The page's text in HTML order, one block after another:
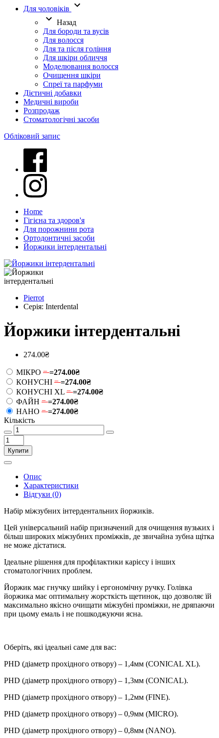
Для чоловіків
Назад
Для бороди та вусів
Для волосся
Для та після гоління
Для шкіри обличчя
Моделювання волосся
Очищення шкіри
Спреї та парфуми
Дієтичні добавки
Медичні вироби
Розпродаж
Стоматологічні засоби
Обліковий запис
Home
Гігієна та здоров'я
Для порожнини рота
Ортодонтичні засоби
Йоржики інтердентальні
Pierrot
Серія: Interdental
Йоржики інтердентальні
274.00₴
МІКРО ==274.00₴
КОНУСНІ ==274.00₴
КОНУСНІ XL ==274.00₴
ФАЙН ==274.00₴
НАНО ==274.00₴
Кількість
Купити
Опис
Характеристики
Відгуки (0)
Набір міжзубних інтердентальних йоржиків.
Цей універсальний набір призначений для очищення вузьких і
більш широких міжзубних проміжків, де звичайна зубна щітка
не може дістатися.
Ідеальне рішення для профілактики карієсу і інших
стоматологічних проблем.
Йоржик має гнучку шийку і ергономічну ручку. Голівка
йоржика має оптимальну жорсткість щетинок, що дозволяє їй
максимально якісно очищати міжзубні проміжки, не дряпаючи
при цьому емаль і не пошкоджуючи ясна.
Оберіть, які ідеальні саме для вас:
PHD (діаметр прохідного отвору) – 1,4мм (CONICAL XL).
PHD (діаметр прохідного отвору) – 1,3мм (CONICAL).
PHD (діаметр прохідного отвору) – 1,2мм (FINE).
PHD (діаметр прохідного отвору) – 0,9мм (MICRO).
PHD (діаметр прохідного отвору) – 0,8мм (NANO).